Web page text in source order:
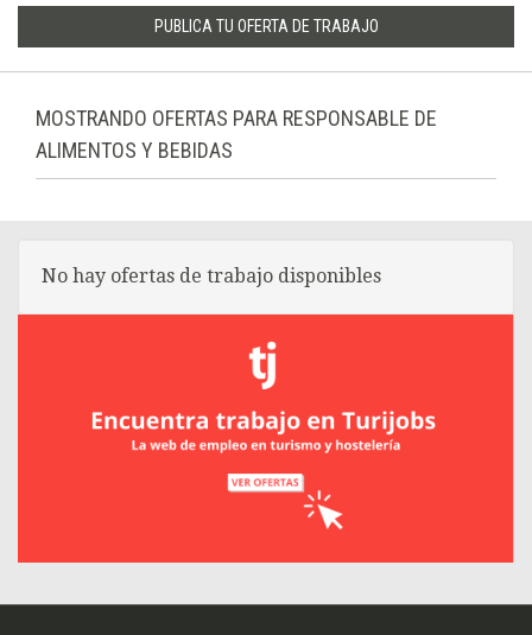
PUBLICA TU OFERTA DE TRABAJO
MOSTRANDO OFERTAS PARA RESPONSABLE DE
ALIMENTOS Y BEBIDAS
No hay ofertas de trabajo disponibles